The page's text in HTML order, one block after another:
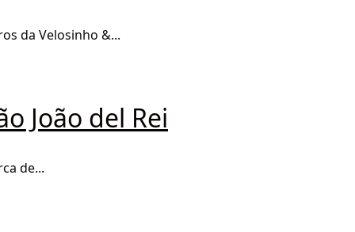
da Velosinho &...
João del Rei
de...